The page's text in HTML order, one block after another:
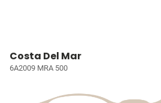
Costa Del Mar
6A2009 MRA 500